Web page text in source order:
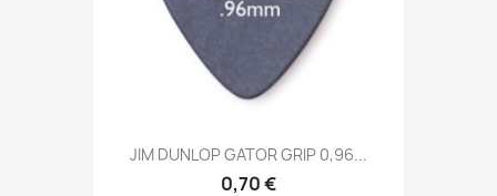
JIM DUNLOP GATOR GRIP 0,96...
0,70 €